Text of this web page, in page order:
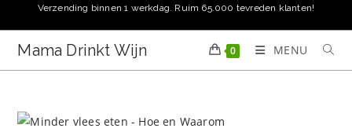
naar
inhoud
Verzending binnen 1 werkdag. Ruim 65.000 tevreden klanten!
Mama Drinkt Wijn 0 MENU